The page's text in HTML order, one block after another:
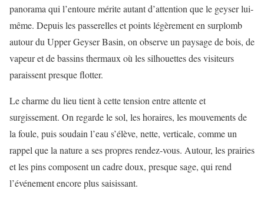
panorama qui l’entoure mérite autant d’attention que le geyser lui-
même. Depuis les passerelles et points légèrement en surplomb
autour du Upper Geyser Basin, on observe un paysage de bois, de
vapeur et de bassins thermaux où les silhouettes des visiteurs
paraissent presque flotter.
Le charme du lieu tient à cette tension entre attente et
surgissement. On regarde le sol, les horaires, les mouvements de
la foule, puis soudain l’eau s’élève, nette, verticale, comme un
rappel que la nature a ses propres rendez-vous. Autour, les prairies
et les pins composent un cadre doux, presque sage, qui rend
l’événement encore plus saisissant.